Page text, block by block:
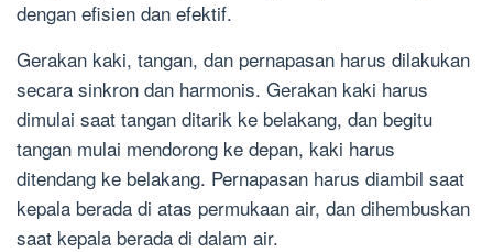
dengan efisien dan efektif.
Gerakan kaki, tangan, dan pernapasan harus dilakukan
secara sinkron dan harmonis. Gerakan kaki harus
dimulai saat tangan ditarik ke belakang, dan begitu
tangan mulai mendorong ke depan, kaki harus
ditendang ke belakang. Pernapasan harus diambil saat
kepala berada di atas permukaan air, dan dihembuskan
saat kepala berada di dalam air.